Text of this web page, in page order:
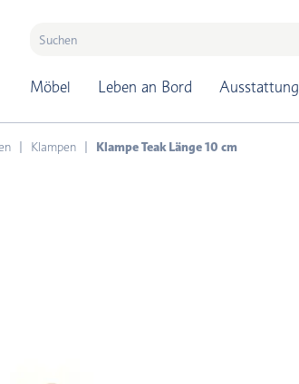
Möbel Leben an Bord Ausstattung
Klampen Klampe Teak Länge 10 cm